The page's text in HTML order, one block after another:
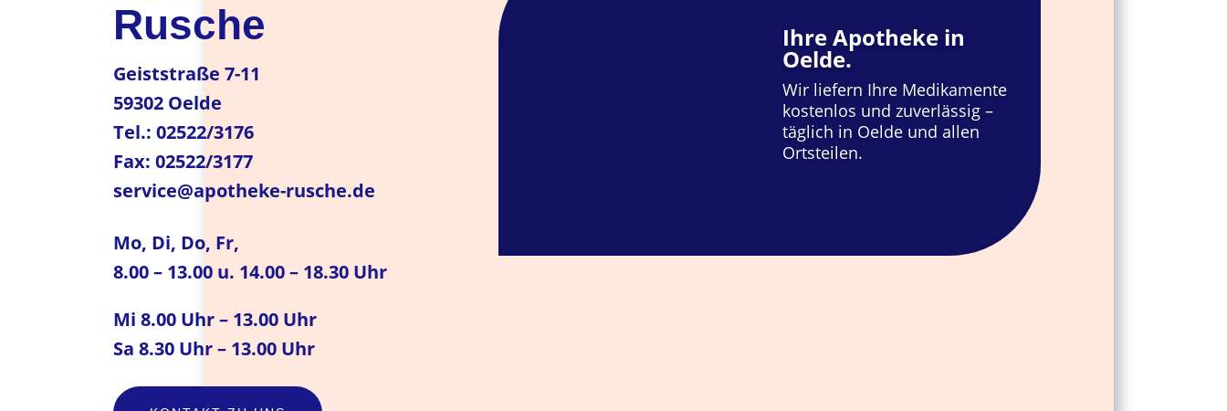
Rusche
Geiststraße 7-11
59302 Oelde
Tel.: 02522/3176
Fax: 02522/3177
service@apotheke-rusche.de
Mo, Di, Do, Fr,
8.00 – 13.00 u. 14.00 – 18.30 Uhr
Mi 8.00 Uhr – 13.00 Uhr
Sa 8.30 Uhr – 13.00 Uhr
Ihre Apotheke in
Oelde.
Wir liefern Ihre Medikamente
kostenlos und zuverlässig –
täglich in Oelde und allen
Ortsteilen.